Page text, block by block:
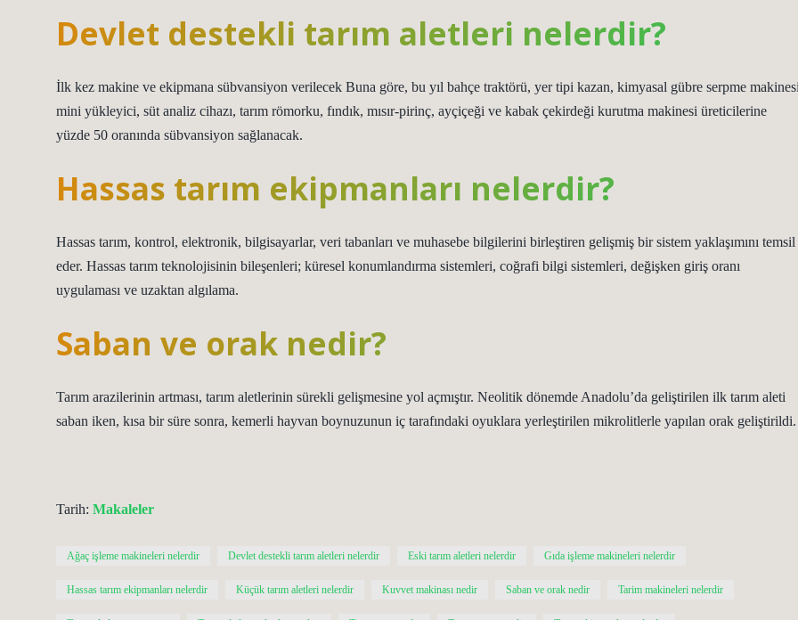
Devlet destekli tarım aletleri nelerdir?
İlk kez makine ve ekipmana sübvansiyon verilecek Buna göre, bu yıl bahçe traktörü, yer tipi kazan, kimyasal gübre serpme
mini yükleyici, süt analiz cihazı, tarım römorku, fındık, mısır-pirinç, ayçiçeği ve kabak çekirdeği kurutma makinesi üreticilerine
yüzde 50 oranında sübvansiyon sağlanacak.
Hassas tarım ekipmanları nelerdir?
Hassas tarım, kontrol, elektronik, bilgisayarlar, veri tabanları ve muhasebe bilgilerini birleştiren gelişmiş bir sistem yaklaşımını temsil
eder. Hassas tarım teknolojisinin bileşenleri; küresel konumlandırma sistemleri, coğrafi bilgi sistemleri, değişken giriş oranı
uygulaması ve uzaktan algılama.
Saban ve orak nedir?
Tarım arazilerinin artması, tarım aletlerinin sürekli gelişmesine yol açmıştır. Neolitik dönemde Anadolu’da geliştirilen ilk tarım aleti
saban iken, kısa bir süre sonra, kemerli hayvan boynuzunun iç tarafındaki oyuklara yerleştirilen mikrolitlerle yapılan orak geliştirildi.
Tarih: Makaleler
Ağaç işleme makineleri nelerdir Devlet destekli tarım aletleri nelerdir Eski tarım aletleri nelerdir Gıda işleme makineleri nelerdir
Hassas tarım ekipmanları nelerdir Küçük tarım aletleri nelerdir Kuvvet makinası nedir Saban ve orak nedir Tarim makineleri nelerdir